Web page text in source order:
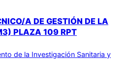
A DE GESTIÓN DE LA
PLAZA 109 RPT
de la Investigación Sanitaria y